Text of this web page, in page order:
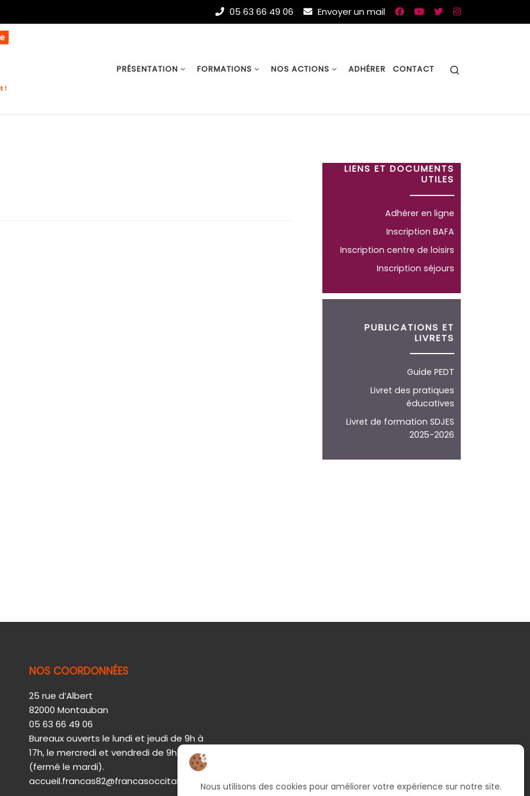
05 63 66 49 06 Envoyer un mail
PRÉSENTATION FORMATIONS NOS ACTIONS ADHÉRER CONTACT
LIENS ET DOCUMENTS
UTILES
Adhérer en ligne
Inscription BAFA
Inscription centre de loisirs
Inscription séjours
PUBLICATIONS ET
LIVRETS
Guide PEDT
Livret des pratiques
éducatives
Livret de formation SDJES
2025-2026
NOS COORDONNÉES
25 rue d’Albert
82000 Montauban
05 63 66 49 06
Bureaux ouverts le lundi et jeudi de 9h à
17h, le mercredi et vendredi de 9h à 12h30
(fermé le mardi).
accueil.francas82@francasoccitanie.org